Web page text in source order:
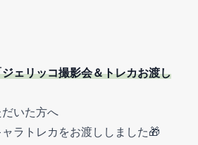
ジェリッコ撮影会＆トレカお渡し
いた方へ
ラトレカをお渡ししました🎁